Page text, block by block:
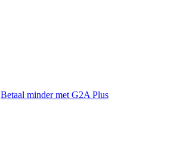
Betaal minder met G2A Plus